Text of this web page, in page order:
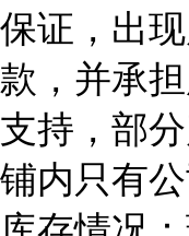
保证，出
款，并承
支持，部
铺内只有公